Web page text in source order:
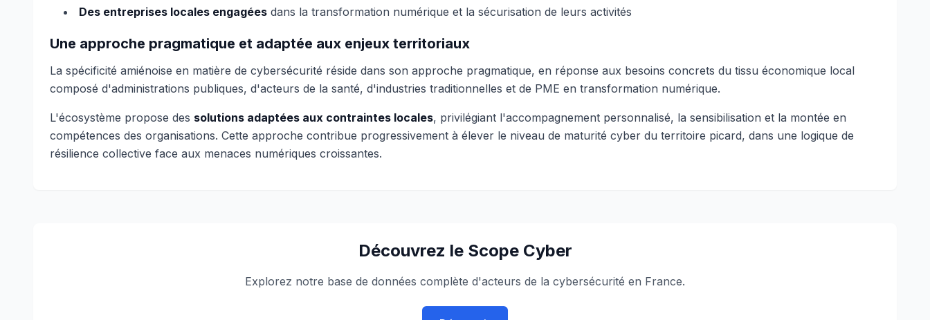
Des entreprises locales engagées dans la transformation numérique et la sécurisation de leurs activités
Une approche pragmatique et adaptée aux enjeux territoriaux
La spécificité amiénoise en matière de cybersécurité réside dans son approche pragmatique, en réponse aux besoins concrets du tissu économique local
composé d'administrations publiques, d'acteurs de la santé, d'industries traditionnelles et de PME en transformation numérique.
L'écosystème propose des solutions adaptées aux contraintes locales, privilégiant l'accompagnement personnalisé, la sensibilisation et la montée en
compétences des organisations. Cette approche contribue progressivement à élever le niveau de maturité cyber du territoire picard, dans une logique de
résilience collective face aux menaces numériques croissantes.
Découvrez le Scope Cyber
Explorez notre base de données complète d'acteurs de la cybersécurité en France.